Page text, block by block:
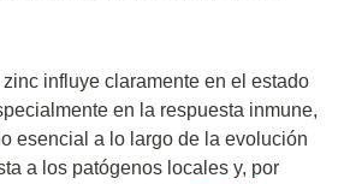
influye claramente en el estado
en la respuesta inmune,
esencial a lo largo de la evolución
a los patógenos locales y, por